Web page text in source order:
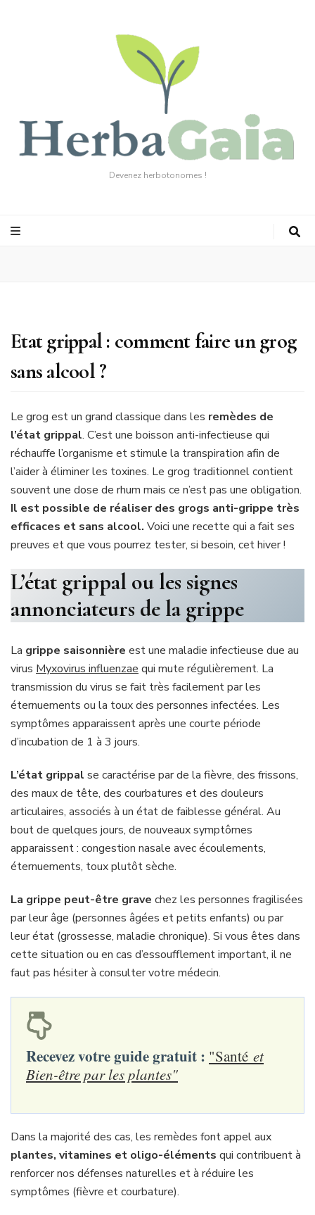
Devenez herbotonomes !
Etat grippal : comment faire un grog
sans alcool ?
Le grog est un grand classique dans les remèdes de
l’état grippal. C’est une boisson anti-infectieuse qui
réchauffe l’organisme et stimule la transpiration afin de
l’aider à éliminer les toxines. Le grog traditionnel contient
souvent une dose de rhum mais ce n’est pas une obligation.
Il est possible de réaliser des grogs anti-grippe très
efficaces et sans alcool. Voici une recette qui a fait ses
preuves et que vous pourrez tester, si besoin, cet hiver !
L’état grippal ou les signes
annonciateurs de la grippe
La grippe saisonnière est une maladie infectieuse due au
virus Myxovirus influenzae qui mute régulièrement. La
transmission du virus se fait très facilement par les
éternuements ou la toux des personnes infectées. Les
symptômes apparaissent après une courte période
d’incubation de 1 à 3 jours.
L’état grippal se caractérise par de la fièvre, des frissons,
des maux de tête, des courbatures et des douleurs
articulaires, associés à un état de faiblesse général. Au
bout de quelques jours, de nouveaux symptômes
apparaissent : congestion nasale avec écoulements,
éternuements, toux plutôt sèche.
La grippe peut-être grave chez les personnes fragilisées
par leur âge (personnes âgées et petits enfants) ou par
leur état (grossesse, maladie chronique). Si vous êtes dans
cette situation ou en cas d’essoufflement important, il ne
faut pas hésiter à consulter votre médecin.
Recevez votre guide gratuit : "Santé et
Bien-être par les plantes"
Dans la majorité des cas, les remèdes font appel aux
plantes, vitamines et oligo-éléments qui contribuent à
renforcer nos défenses naturelles et à réduire les
symptômes (fièvre et courbature).